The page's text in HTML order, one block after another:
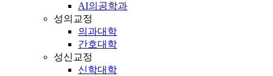
AI의공학과
성의교정
의과대학
간호대학
성신교정
신학대학